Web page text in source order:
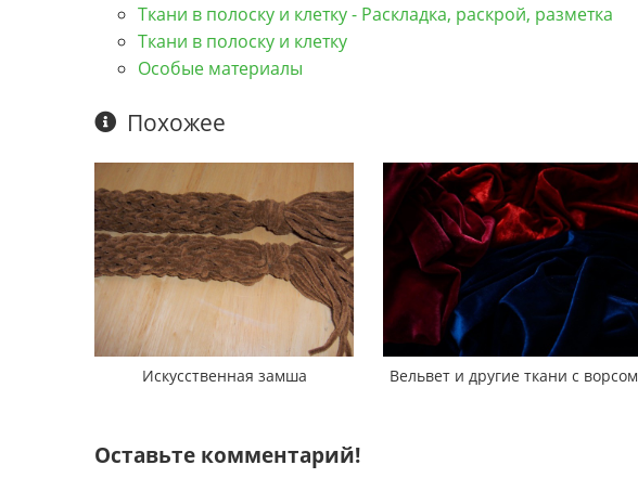
Ткани в полоску и клетку - Раскладка, раскрой, разметка
Ткани в полоску и клетку
Особые материалы
Похожее
Искусственная замша Вельвет и другие ткани с ворсом
Оставьте комментарий!